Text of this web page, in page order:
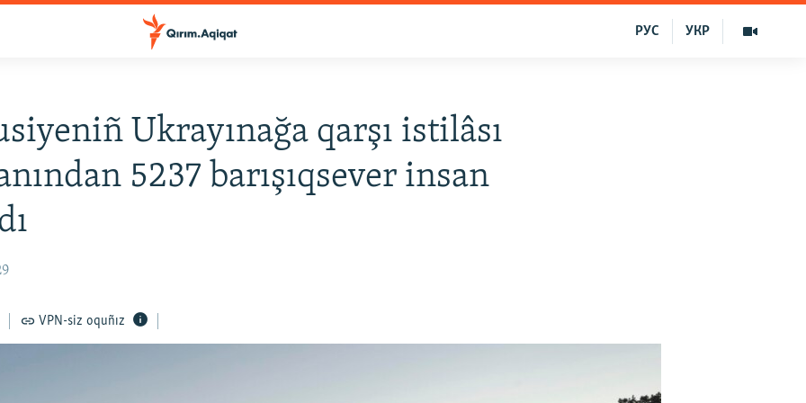
УКР
РУС
Ukrayınağa qarşı istilâsı
5237 barışıqsever insan
VPN-siz oquñız